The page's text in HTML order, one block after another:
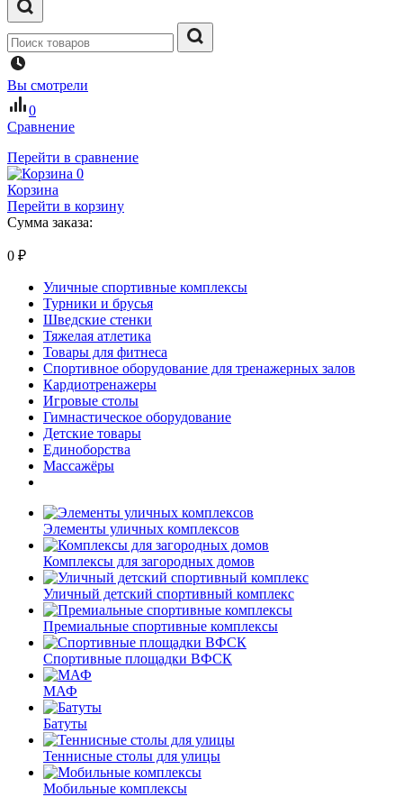
Вы смотрели
0
Сравнение
Перейти в сравнение
0
Корзина
Перейти в корзину
Сумма заказа:
0 ₽
Уличные спортивные комплексы
Турники и брусья
Шведские стенки
Тяжелая атлетика
Товары для фитнеса
Спортивное оборудование для тренажерных залов
Кардиотренажеры
Игровые столы
Гимнастическое оборудование
Детские товары
Единоборства
Массажёры
Элементы уличных комплексов
Комплексы для загородных домов
Уличный детский спортивный комплекс
Премиальные спортивные комплексы
Спортивные площадки ВФСК
МАФ
Батуты
Теннисные столы для улицы
Мобильные комплексы